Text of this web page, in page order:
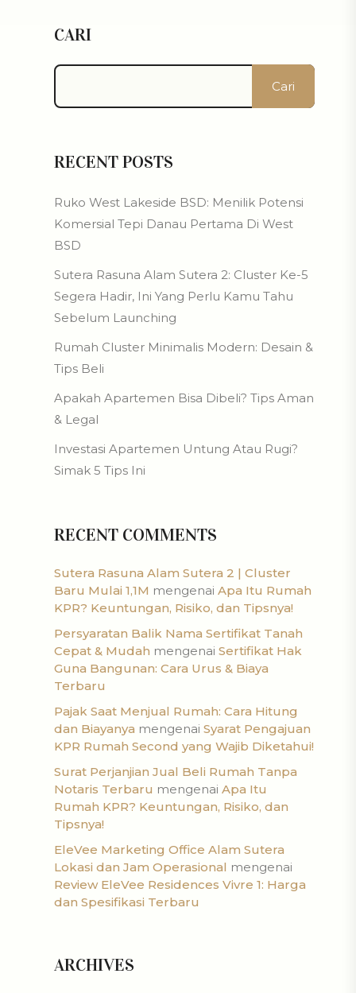
CARI
Cari
RECENT POSTS
Ruko West Lakeside BSD: Menilik Potensi
Komersial Tepi Danau Pertama Di West
BSD
Sutera Rasuna Alam Sutera 2: Cluster Ke-5
Segera Hadir, Ini Yang Perlu Kamu Tahu
Sebelum Launching
Rumah Cluster Minimalis Modern: Desain &
Tips Beli
Apakah Apartemen Bisa Dibeli? Tips Aman
& Legal
Investasi Apartemen Untung Atau Rugi?
Simak 5 Tips Ini
RECENT COMMENTS
Sutera Rasuna Alam Sutera 2 | Cluster
Baru Mulai 1,1M mengenai Apa Itu Rumah
KPR? Keuntungan, Risiko, dan Tipsnya!
Persyaratan Balik Nama Sertifikat Tanah
Cepat & Mudah mengenai Sertifikat Hak
Guna Bangunan: Cara Urus & Biaya
Terbaru
Pajak Saat Menjual Rumah: Cara Hitung
dan Biayanya mengenai Syarat Pengajuan
KPR Rumah Second yang Wajib Diketahui!
Surat Perjanjian Jual Beli Rumah Tanpa
Notaris Terbaru mengenai Apa Itu
Rumah KPR? Keuntungan, Risiko, dan
Tipsnya!
EleVee Marketing Office Alam Sutera
Lokasi dan Jam Operasional mengenai
Review EleVee Residences Vivre 1: Harga
dan Spesifikasi Terbaru
ARCHIVES